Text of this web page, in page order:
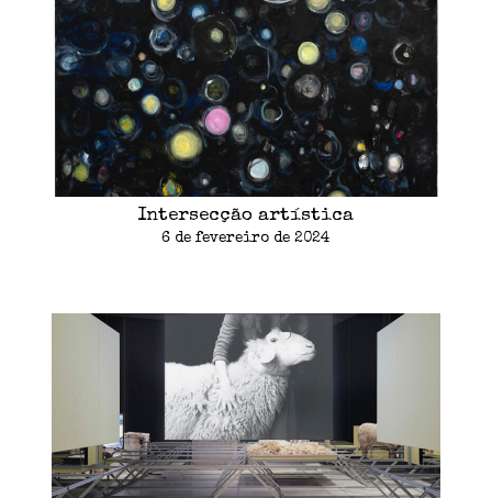
Intersecção artística
6 de fevereiro de 2024